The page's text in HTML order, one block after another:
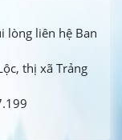
lòng liên hệ Ban
thị xã Trảng